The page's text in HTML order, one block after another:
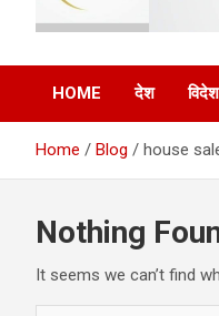
HOME देश विदेश
Home Blog house
Nothing
It seems we can’t find